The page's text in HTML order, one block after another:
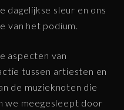
dagelijkse sleur en ons
van het podium.
aspecten van
tussen artiesten en
de muzieknoten die
we meegesleept door